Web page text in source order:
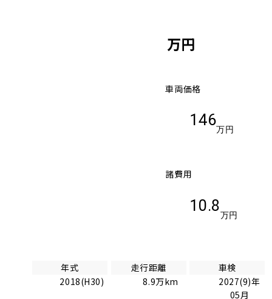
万円
車両価格
146
万円
諸費用
10.8
万円
年式
2018(H30)
走行距離
8.9万km
車検
2027(9)年
05月